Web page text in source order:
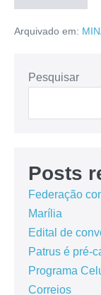
Arquivado em:
Pesquisar
Posts
Federação
Marília
Edital de
Patrus é pré-
Programa
Correios